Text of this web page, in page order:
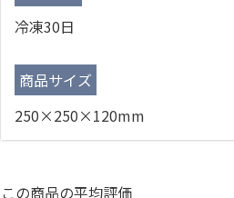
冷凍30日
商品サイズ
250×250×120mm